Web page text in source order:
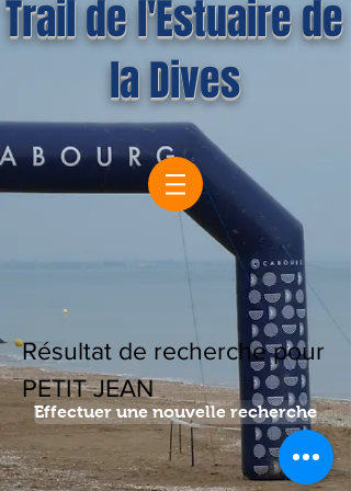
Trail de l'Estuaire de
la Dives
Résultat de recherche pour
PETIT JEAN
Effectuer une nouvelle recherche